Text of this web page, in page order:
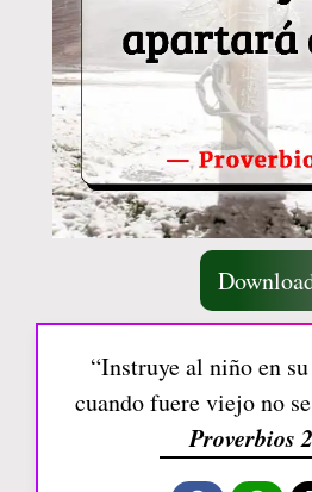
“Instruye al niño en
cuando fuere viejo no
Proverbios